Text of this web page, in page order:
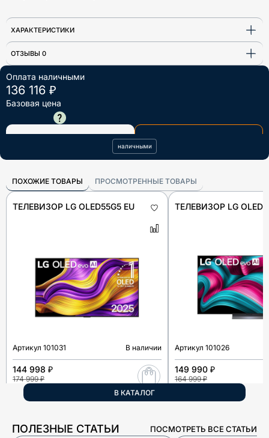
Оплата наличными
136 116 ₽
Базовая цена
В КОРЗИНУ
наличными
ХАРАКТЕРИСТИКИ
ОТЗЫВЫ 0
ПОХОЖИЕ ТОВАРЫ ПРОСМОТРЕННЫЕ ТОВАРЫ
В КАТАЛОГ
ТЕЛЕВИЗОР LG OLED55G5 EU
Артикул 101031 В наличии
144 998 ₽
174 999 ₽
ТЕЛЕВИЗОР LG
Артикул 101026
149 990 ₽
164 999 ₽
ПОЛЕЗНЫЕ СТАТЬИ ПОСМОТРЕТЬ ВСЕ СТАТЬИ